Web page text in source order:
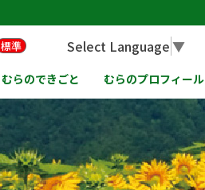
むらのできごと むらのプロフィール
標準 Select Language▼